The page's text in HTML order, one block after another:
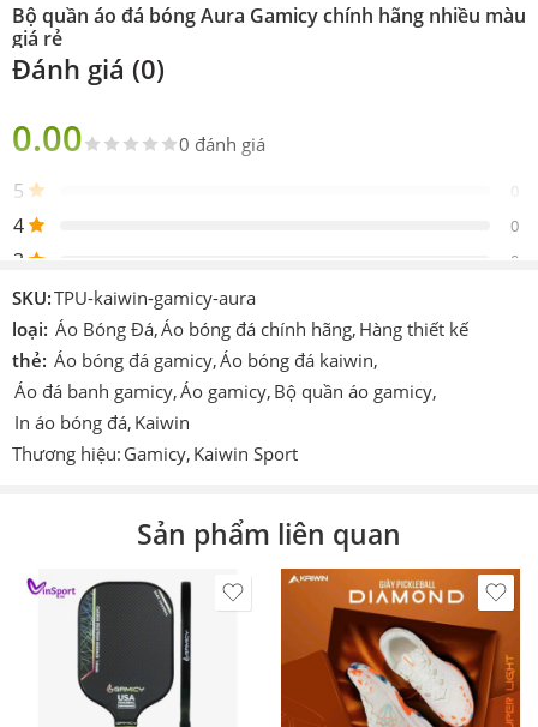
Bộ quần áo đá bóng Aura Gamicy chính hãng nhiều màu
giá rẻ
Phiên
Chính hãng Kaiwin/Gamicy
Sản
Gồm 1 áo 1 quần
Thiết
kế
Chi tiết
khác
In hoặc ép decan nhiệt cao tần.
Công
nghệ
Cmcn 4.0 dệt vi tính, ép nhiệt cao tần, nhuộm
sâu.
Size
S – M – L – XL – XXL – XXXL
hợp
Làm áo thi đấu, áo đá banh, đá bóng, áo team, áo
In tên số. In logo theo yêu cầu (có tính phí).
Vinsport/ Kaiwin/Gamicy
Đánh giá (0)
0.00 0 đánh giá
5 0
4 0
3 0
2
1
Be the first to review!
Hiện vẫn chưa có đánh giá.
SKU:TPU-kaiwin-gamicy-aura
loại: Áo Bóng Đá,Áo bóng đá chính hãng, Hàng thiết kế
thẻ: Áo bóng đá gamicy,Áo bóng đá kaiwin,
Áo đá banh gamicy,Áo gamicy, Bộ quần áo gamicy,
In áo bóng đá, Kaiwin
Thương hiệu: Gamicy, Kaiwin Sport
Sản phẩm liên quan